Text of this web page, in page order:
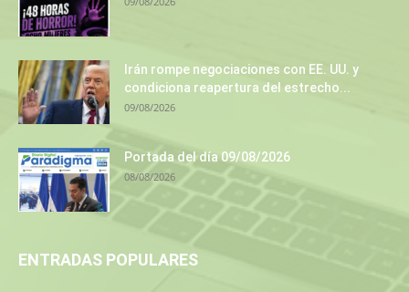
Irán rompe negociaciones con EE. UU. y
condiciona reapertura del estrecho...
09/08/2026
Portada del día 09/08/2026
08/08/2026
ENTRADAS POPULARES